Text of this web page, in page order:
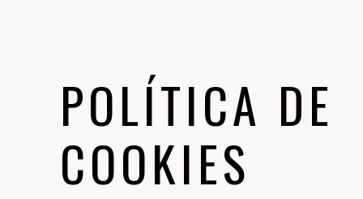
POLÍTICA DE
COOKIES